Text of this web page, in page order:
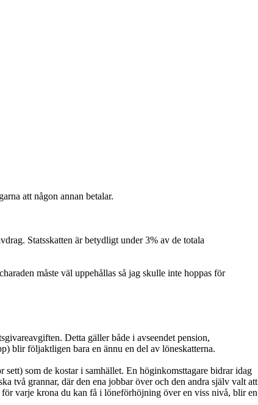
att någon annan betalar.
Statsskatten är betydligt under 3% av de totala
måste väl uppehållas så jag skulle inte hoppas för
Detta gäller både i avseendet pension,
blir följaktligen bara en ännu en del av löneskatterna.
som de kostar i samhället. En höginkomsttagare bidrar idag
två grannar, där den ena jobbar över och den andra själv valt att
varje krona du kan få i löneförhöjning över en viss nivå, blir en